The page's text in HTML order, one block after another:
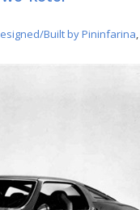
Built by Pininfarina,